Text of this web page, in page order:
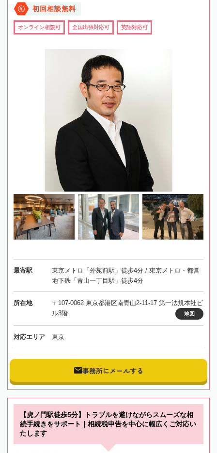
初回相談無料
オンライン相談可 全国出張対応可 英語対応可
最寄駅
東京メトロ「外苑前駅」徒歩4分 / 東京メトロ・都営
地下鉄「青山一丁目駅」徒歩4分
所在地
〒107-0062 東京都港区南青山2-11-17 第一法規本社ビ
ル3階
地図
対応エリア 東京
事務所にメールする
【虎ノ門駅徒歩5分】トラブルを避けながらスムーズな相
続手続きをサポート｜相続税申告を中心に幅広くご対応い
たします